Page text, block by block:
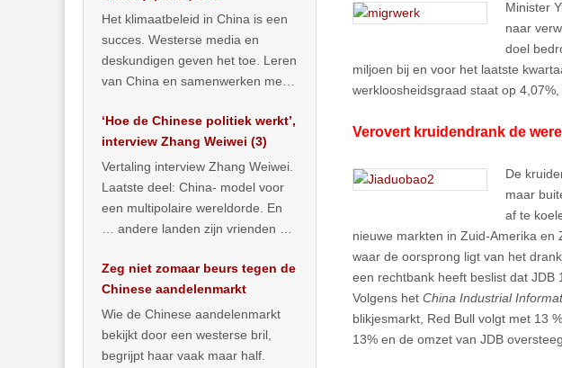
Minister
naar
doel
miljoen bij en voor het laatste
werkloosheidsgraad staat op
Verovert kruidendrank de
De
maar
af te
nieuwe markten in Zuid-Amerika en
waar de oorsprong ligt van het
een rechtbank heeft beslist dat JDB
Volgens het China Industrial
blikjesmarkt, Red Bull volgt met 13
13% en de omzet van JDB
Het klimaatbeleid in China is een
succes. Westerse media en
deskundigen geven het toe. Leren
van China en samenwerken met
… >> lees meer
‘Hoe de Chinese politiek werkt’,
interview Zhang Weiwei (3)
Vertaling interview Zhang Weiwei.
Laatste deel: China- model voor
een multipolaire wereldorde. En
… andere landen zijn vrienden of
Zeg niet zomaar beurs tegen de
Chinese aandelenmarkt
Wie de Chinese aandelenmarkt
bekijkt door een westerse bril,
begrijpt haar vaak maar half.